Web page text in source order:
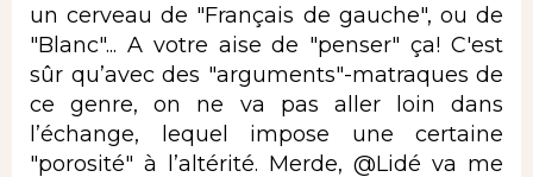
un cerveau de "Français de gauche", ou de
"Blanc"... A votre aise de "penser" ça! C'est
sûr qu’avec des "arguments"-matraques de
ce genre, on ne va pas aller loin dans
l’échange, lequel impose une certaine
"porosité" à l’altérité. Merde, @Lidé va me